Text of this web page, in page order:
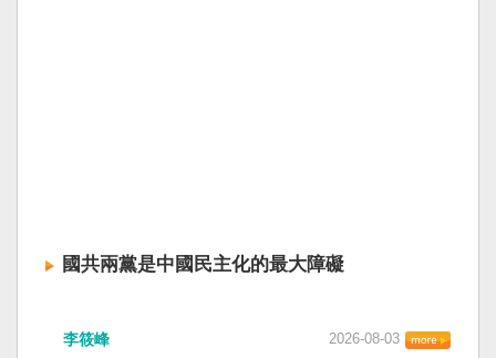
國共兩黨是中國民主化的最大障礙
李筱峰 2026-08-03